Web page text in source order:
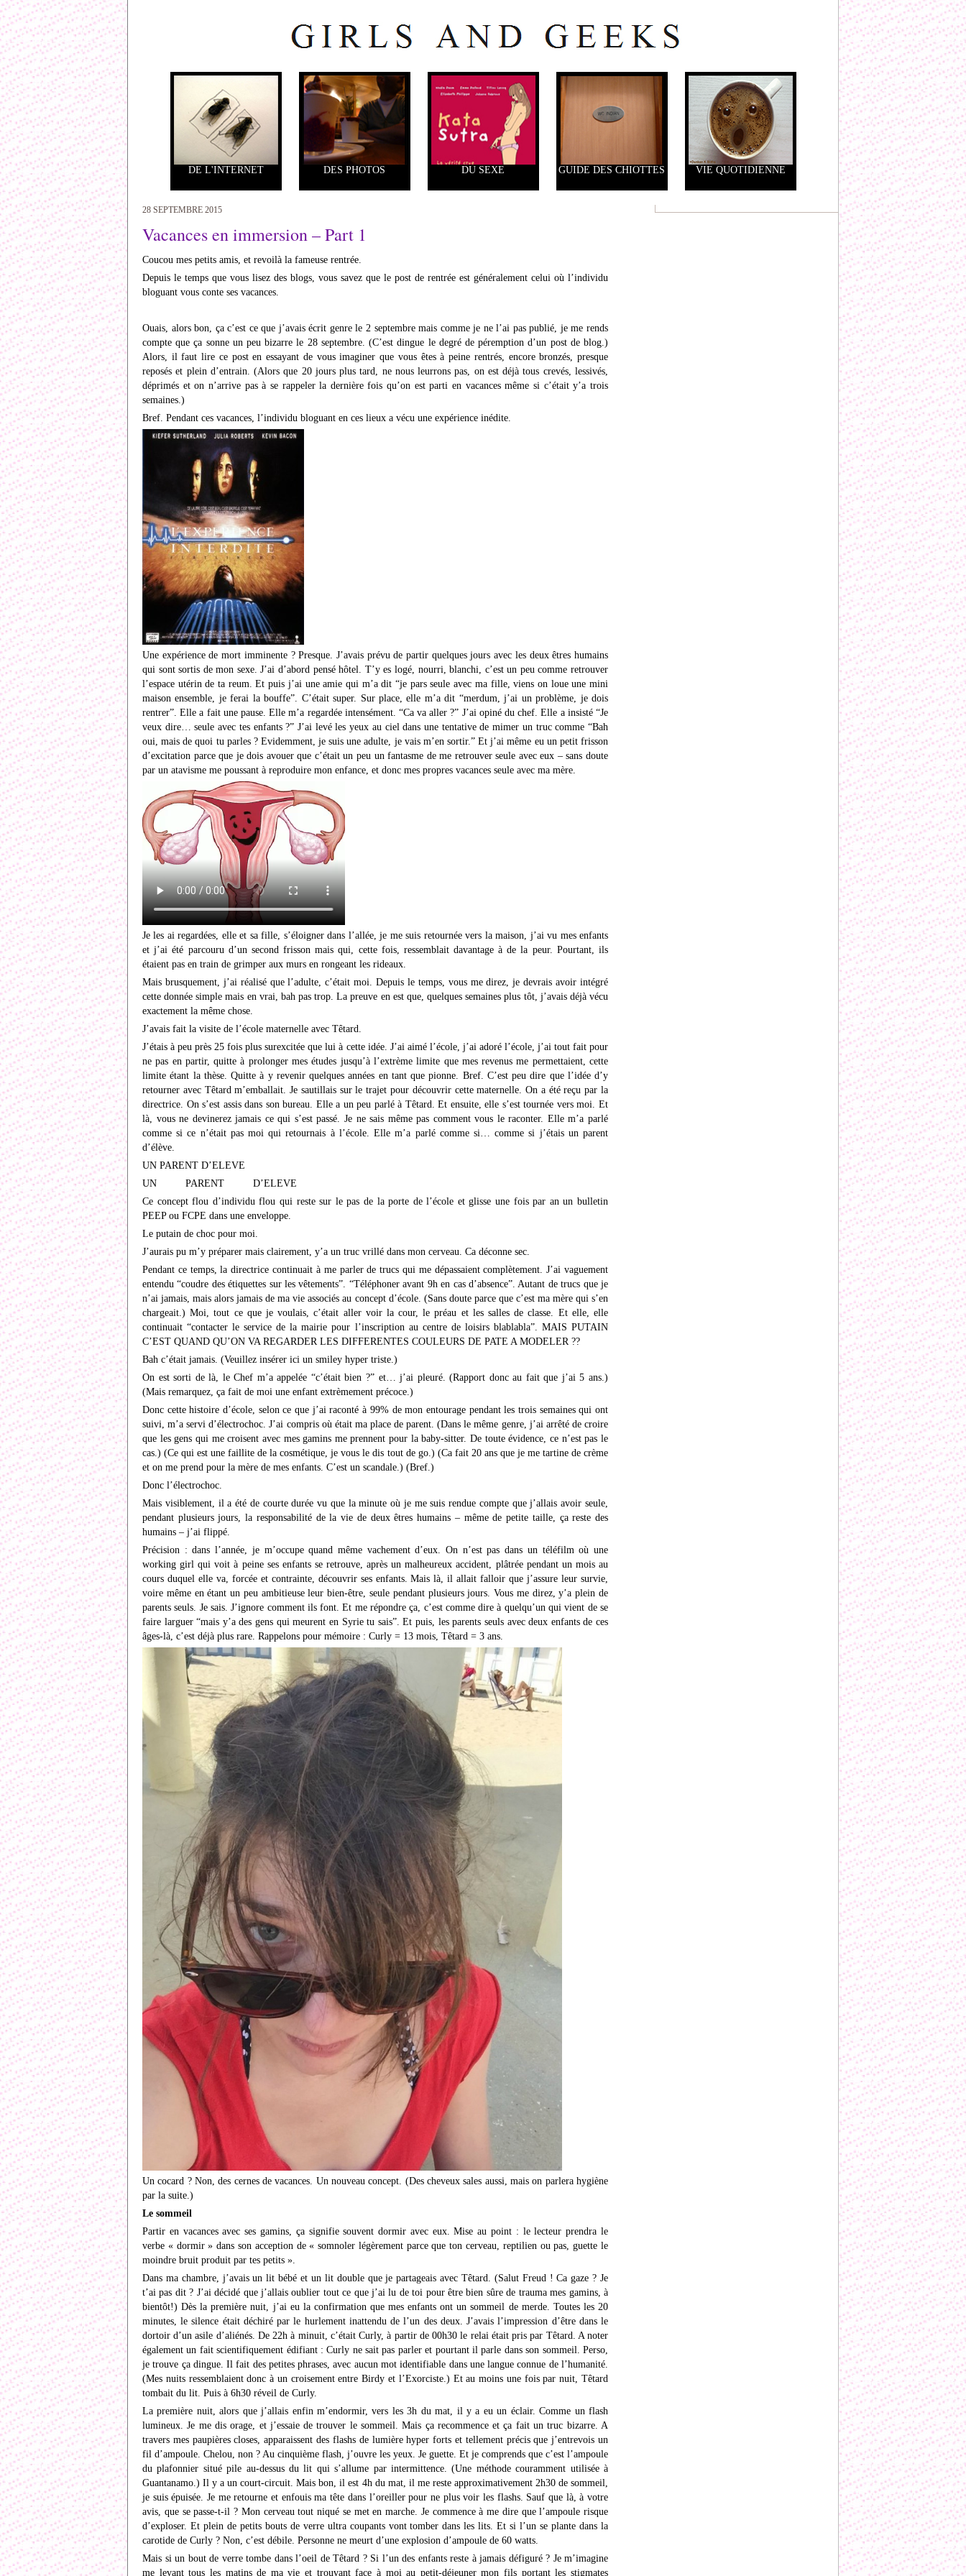
DE L'INTERNET DES PHOTOS DU SEXE GUIDE DES CHIOTTES VIE QUOTIDIENNE
28 SEPTEMBRE 2015
Vacances en immersion – Part 1
Coucou mes petits amis, et revoilà la fameuse rentrée.
Depuis le temps que vous lisez des blogs, vous savez que le post de rentrée est généralement celui où l’individu
bloguant vous conte ses vacances.
Ouais, alors bon, ça c’est ce que j’avais écrit genre le 2 septembre mais comme je ne l’ai pas publié, je me rends
compte que ça sonne un peu bizarre le 28 septembre. (C’est dingue le degré de péremption d’un post de blog.)
Alors, il faut lire ce post en essayant de vous imaginer que vous êtes à peine rentrés, encore bronzés, presque
reposés et plein d’entrain. (Alors que 20 jours plus tard, ne nous leurrons pas, on est déjà tous crevés, lessivés,
déprimés et on n’arrive pas à se rappeler la dernière fois qu’on est parti en vacances même si c’était y’a trois
semaines.)
Bref. Pendant ces vacances, l’individu bloguant en ces lieux a vécu une expérience inédite.
Une expérience de mort imminente ? Presque. J’avais prévu de partir quelques jours avec les deux êtres humains
qui sont sortis de mon sexe. J’ai d’abord pensé hôtel. T’y es logé, nourri, blanchi, c’est un peu comme retrouver
l’espace utérin de ta reum. Et puis j’ai une amie qui m’a dit “je pars seule avec ma fille, viens on loue une mini
maison ensemble, je ferai la bouffe”. C’était super. Sur place, elle m’a dit “merdum, j’ai un problème, je dois
rentrer”. Elle a fait une pause. Elle m’a regardée intensément. “Ca va aller ?” J’ai opiné du chef. Elle a insisté “Je
veux dire… seule avec tes enfants ?” J’ai levé les yeux au ciel dans une tentative de mimer un truc comme “Bah
oui, mais de quoi tu parles ? Evidemment, je suis une adulte, je vais m’en sortir.” Et j’ai même eu un petit frisson
d’excitation parce que je dois avouer que c’était un peu un fantasme de me retrouver seule avec eux – sans doute
par un atavisme me poussant à reproduire mon enfance, et donc mes propres vacances seule avec ma mère.
Je les ai regardées, elle et sa fille, s’éloigner dans l’allée, je me suis retournée vers la maison, j’ai vu mes enfants
et j’ai été parcouru d’un second frisson mais qui, cette fois, ressemblait davantage à de la peur. Pourtant, ils
étaient pas en train de grimper aux murs en rongeant les rideaux.
Mais brusquement, j’ai réalisé que l’adulte, c’était moi. Depuis le temps, vous me direz, je devrais avoir intégré
cette donnée simple mais en vrai, bah pas trop. La preuve en est que, quelques semaines plus tôt, j’avais déjà vécu
exactement la même chose.
J’avais fait la visite de l’école maternelle avec Têtard.
J’étais à peu près 25 fois plus surexcitée que lui à cette idée. J’ai aimé l’école, j’ai adoré l’école, j’ai tout fait pour
ne pas en partir, quitte à prolonger mes études jusqu’à l’extrème limite que mes revenus me permettaient, cette
limite étant la thèse. Quitte à y revenir quelques années en tant que pionne. Bref. C’est peu dire que l’idée d’y
retourner avec Têtard m’emballait. Je sautillais sur le trajet pour découvrir cette maternelle. On a été reçu par la
directrice. On s’est assis dans son bureau. Elle a un peu parlé à Têtard. Et ensuite, elle s’est tournée vers moi. Et
là, vous ne devinerez jamais ce qui s’est passé. Je ne sais même pas comment vous le raconter. Elle m’a parlé
comme si ce n’était pas moi qui retournais à l’école. Elle m’a parlé comme si… comme si j’étais un parent
d’élève.
UN PARENT D’ELEVE
UN PARENT D’ELEVE
Ce concept flou d’individu flou qui reste sur le pas de la porte de l’école et glisse une fois par an un bulletin
PEEP ou FCPE dans une enveloppe.
Le putain de choc pour moi.
J’aurais pu m’y préparer mais clairement, y’a un truc vrillé dans mon cerveau. Ca déconne sec.
Pendant ce temps, la directrice continuait à me parler de trucs qui me dépassaient complètement. J’ai vaguement
entendu “coudre des étiquettes sur les vêtements”. “Téléphoner avant 9h en cas d’absence”. Autant de trucs que je
n’ai jamais, mais alors jamais de ma vie associés au concept d’école. (Sans doute parce que c’est ma mère qui s’en
chargeait.) Moi, tout ce que je voulais, c’était aller voir la cour, le préau et les salles de classe. Et elle, elle
continuait “contacter le service de la mairie pour l’inscription au centre de loisirs blablabla”. MAIS PUTAIN
C’EST QUAND QU’ON VA REGARDER LES DIFFERENTES COULEURS DE PATE A MODELER ??
Bah c’était jamais. (Veuillez insérer ici un smiley hyper triste.)
On est sorti de là, le Chef m’a appelée “c’était bien ?” et… j’ai pleuré. (Rapport donc au fait que j’ai 5 ans.)
(Mais remarquez, ça fait de moi une enfant extrèmement précoce.)
Donc cette histoire d’école, selon ce que j’ai raconté à 99% de mon entourage pendant les trois semaines qui ont
suivi, m’a servi d’électrochoc. J’ai compris où était ma place de parent. (Dans le même genre, j’ai arrêté de croire
que les gens qui me croisent avec mes gamins me prennent pour la baby-sitter. De toute évidence, ce n’est pas le
cas.) (Ce qui est une faillite de la cosmétique, je vous le dis tout de go.) (Ca fait 20 ans que je me tartine de crème
et on me prend pour la mère de mes enfants. C’est un scandale.) (Bref.)
Donc l’électrochoc.
Mais visiblement, il a été de courte durée vu que la minute où je me suis rendue compte que j’allais avoir seule,
pendant plusieurs jours, la responsabilité de la vie de deux êtres humains – même de petite taille, ça reste des
humains – j’ai flippé.
Précision : dans l’année, je m’occupe quand même vachement d’eux. On n’est pas dans un téléfilm où une
working girl qui voit à peine ses enfants se retrouve, après un malheureux accident, plâtrée pendant un mois au
cours duquel elle va, forcée et contrainte, découvrir ses enfants. Mais là, il allait falloir que j’assure leur survie,
voire même en étant un peu ambitieuse leur bien-être, seule pendant plusieurs jours. Vous me direz, y’a plein de
parents seuls. Je sais. J’ignore comment ils font. Et me répondre ça, c’est comme dire à quelqu’un qui vient de se
faire larguer “mais y’a des gens qui meurent en Syrie tu sais”. Et puis, les parents seuls avec deux enfants de ces
âges-là, c’est déjà plus rare. Rappelons pour mémoire : Curly = 13 mois, Têtard = 3 ans.
Un cocard ? Non, des cernes de vacances. Un nouveau concept. (Des cheveux sales aussi, mais on parlera hygiène
par la suite.)
Le sommeil
Partir en vacances avec ses gamins, ça signifie souvent dormir avec eux. Mise au point : le lecteur prendra le
verbe « dormir » dans son acception de « somnoler légèrement parce que ton cerveau, reptilien ou pas, guette le
moindre bruit produit par tes petits ».
Dans ma chambre, j’avais un lit bébé et un lit double que je partageais avec Têtard. (Salut Freud ! Ca gaze ? Je
t’ai pas dit ? J’ai décidé que j’allais oublier tout ce que j’ai lu de toi pour être bien sûre de trauma mes gamins, à
bientôt!) Dès la première nuit, j’ai eu la confirmation que mes enfants ont un sommeil de merde. Toutes les 20
minutes, le silence était déchiré par le hurlement inattendu de l’un des deux. J’avais l’impression d’être dans le
dortoir d’un asile d’aliénés. De 22h à minuit, c’était Curly, à partir de 00h30 le relai était pris par Têtard. A noter
également un fait scientifiquement édifiant : Curly ne sait pas parler et pourtant il parle dans son sommeil. Perso,
je trouve ça dingue. Il fait des petites phrases, avec aucun mot identifiable dans une langue connue de l’humanité.
(Mes nuits ressemblaient donc à un croisement entre Birdy et l’Exorciste.) Et au moins une fois par nuit, Têtard
tombait du lit. Puis à 6h30 réveil de Curly.
La première nuit, alors que j’allais enfin m’endormir, vers les 3h du mat, il y a eu un éclair. Comme un flash
lumineux. Je me dis orage, et j’essaie de trouver le sommeil. Mais ça recommence et ça fait un truc bizarre. A
travers mes paupières closes, apparaissent des flashs de lumière hyper forts et tellement précis que j’entrevois un
fil d’ampoule. Chelou, non ? Au cinquième flash, j’ouvre les yeux. Je guette. Et je comprends que c’est l’ampoule
du plafonnier situé pile au-dessus du lit qui s’allume par intermittence. (Une méthode couramment utilisée à
Guantanamo.) Il y a un court-circuit. Mais bon, il est 4h du mat, il me reste approximativement 2h30 de sommeil,
je suis épuisée. Je me retourne et enfouis ma tête dans l’oreiller pour ne plus voir les flashs. Sauf que là, à votre
avis, que se passe-t-il ? Mon cerveau tout niqué se met en marche. Je commence à me dire que l’ampoule risque
d’exploser. Et plein de petits bouts de verre ultra coupants vont tomber dans les lits. Et si l’un se plante dans la
carotide de Curly ? Non, c’est débile. Personne ne meurt d’une explosion d’ampoule de 60 watts.
Mais si un bout de verre tombe dans l’oeil de Têtard ? Si l’un des enfants reste à jamais défiguré ? Je m’imagine
me levant tous les matins de ma vie et trouvant face à moi au petit-déjeuner mon fils portant les stigmates